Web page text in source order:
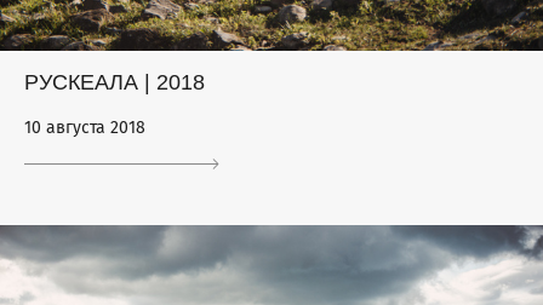
РУСКЕАЛА | 2018
10 августа 2018